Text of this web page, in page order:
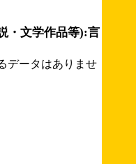
・文学作品等):言
データはありませ